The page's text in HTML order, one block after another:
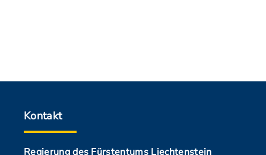
Kontakt
Regierung des Fürstentums Liechtenstein